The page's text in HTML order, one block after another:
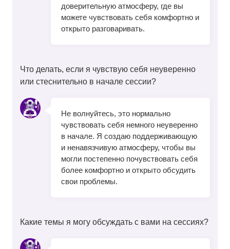
доверительную атмосферу, где вы
можете чувствовать себя комфортно и
открыто разговаривать.
Что делать, если я чувствую себя неуверенно
или стеснительно в начале сессии?
Не волнуйтесь, это нормально
чувствовать себя немного неуверенно
в начале. Я создаю поддерживающую
и ненавязчивую атмосферу, чтобы вы
могли постепенно почувствовать себя
более комфортно и открыто обсудить
свои проблемы.
Какие темы я могу обсуждать с вами на сессиях?